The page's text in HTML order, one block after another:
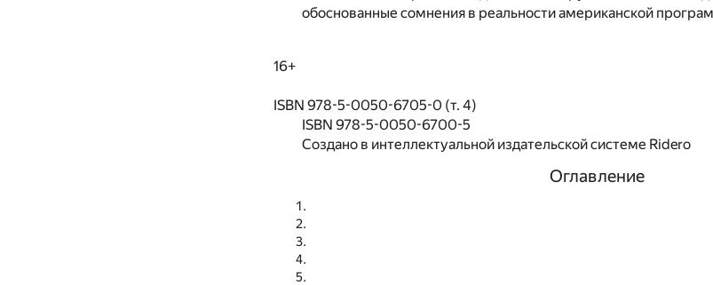
обоснованные сомнения в реальности американской
16+
ISBN 978-5-0050-6705-0 (т. 4)
ISBN 978-5-0050-6700-5
Создано в интеллектуальной издательской системе Ridero
Оглавление